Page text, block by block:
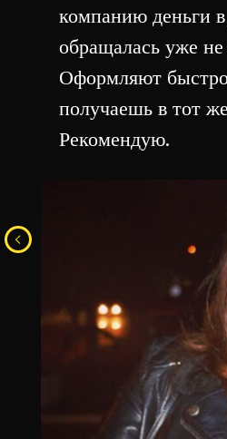
компанию деньги
обращалась уже
Оформляют
получаешь в тот
Рекомендую.